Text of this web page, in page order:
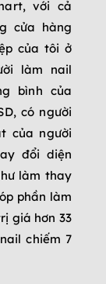
với cả
cửa hàng
của tôi ở
làm nail
bình của
có người
của người
đổi diện
làm thay
phần làm
giá hơn 33
chiếm 7